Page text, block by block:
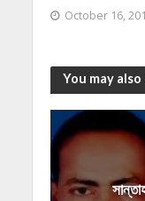
October 16,
You may also